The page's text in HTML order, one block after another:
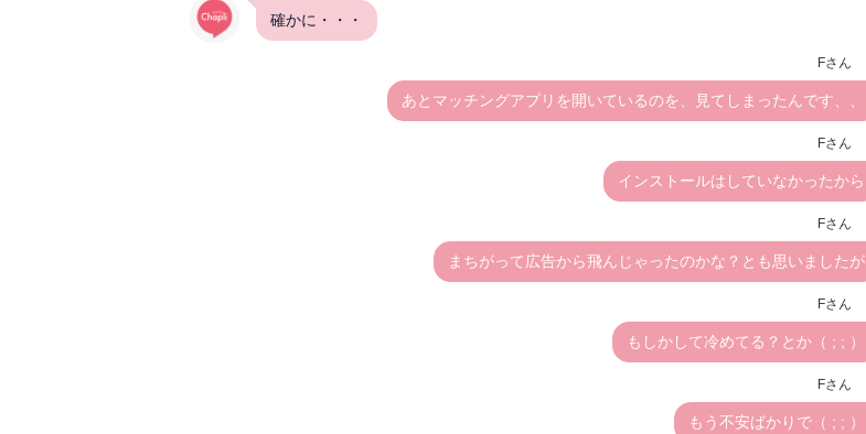
確かに・・・
Fさん
あとマッチングアプリを開いているのを、見てしまったんです、、
Fさん
インストールはしていなかったから
Fさん
まちがって広告から飛んじゃったのかな？とも思いましたが
Fさん
もしかして冷めてる？とか（ ; ; ）
Fさん
もう不安ばかりで（ ; ; ）